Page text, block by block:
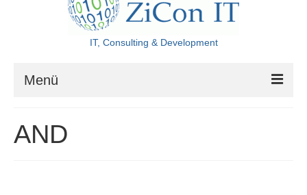
IT, Consulting & Development
Menü
Über mich
AND